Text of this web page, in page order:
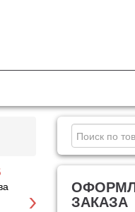
по всей России
ЗАКАЗА